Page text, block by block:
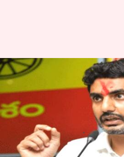
Nara Lokesh :
లోకేష్ సీరియస్..
ఘోరంగా దాడులు
మండిపాటు
TEJAVYAS BESTHA Nov 13, 2023